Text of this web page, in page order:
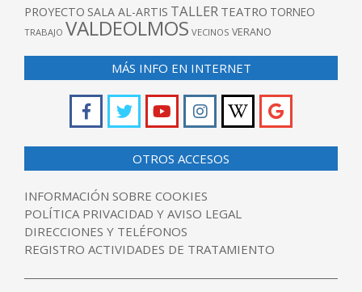
PROYECTO SALA AL-ARTIS TALLER TEATRO TORNEO
TRABAJO VALDEOLMOS VECINOS VERANO
MÁS INFO EN INTERNET
OTROS ACCESOS
INFORMACIÓN SOBRE COOKIES
POLÍTICA PRIVACIDAD Y AVISO LEGAL
DIRECCIONES Y TELÉFONOS
REGISTRO ACTIVIDADES DE TRATAMIENTO